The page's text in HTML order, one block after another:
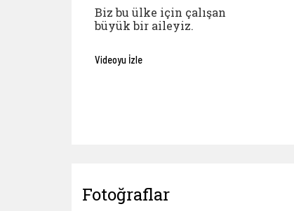
Biz bu ülke için çalışan
büyük bir aileyiz.
Videoyu İzle
Fotoğraflar